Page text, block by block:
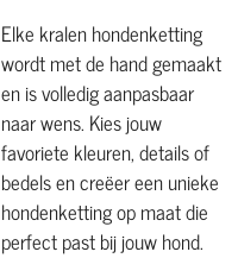
Elke kralen hondenketting
wordt met de hand gemaakt
en is volledig aanpasbaar
naar wens. Kies jouw
favoriete kleuren, details of
bedels en creëer een unieke
hondenketting op maat die
perfect past bij jouw hond.